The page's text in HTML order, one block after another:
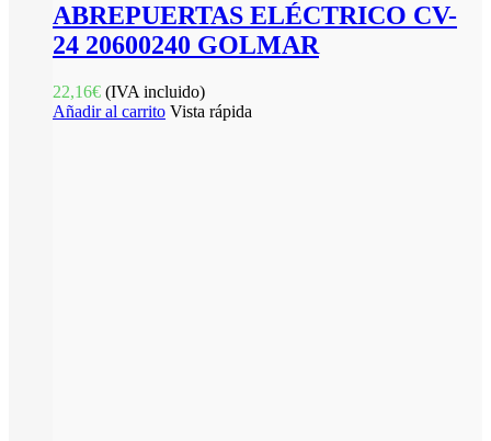
ABREPUERTAS ELÉCTRICO CV-
24 20600240 GOLMAR
22,16€ (IVA incluido)
Añadir al carrito Vista rápida